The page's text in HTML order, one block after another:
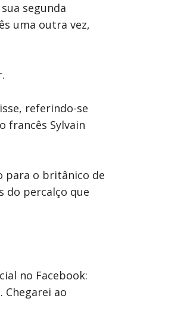
segunda
uma outra vez,
referindo-se
francês Sylvain
para o britânico de
do percalço que
no Facebook:
ao